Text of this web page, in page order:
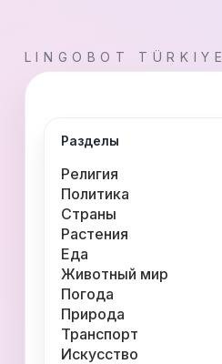
LINGOBOT TÜRKIYE
Разделы
Религия
Политика
Страны
Растения
Еда
Животный мир
Погода
Природа
Транспорт
Искусство